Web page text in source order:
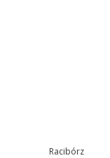
Racibórz